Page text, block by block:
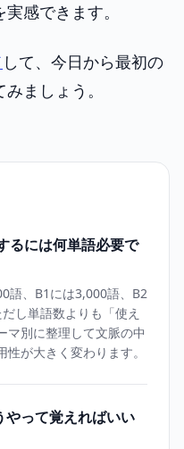
感できます。
して、今日から最初の
ましょう。
るには何単語必要で
語、B1には3,000語、B2
し単語数よりも「使え
マ別に整理して文脈の中
が大きく変わります。
やって覚えればいい